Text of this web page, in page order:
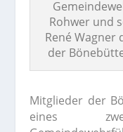
Rohwer und
René Wagner
der
Mitglieder der
eines